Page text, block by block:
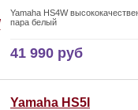
Yamaha HS4W
пара белый
41 990 руб
Yamaha HS5I